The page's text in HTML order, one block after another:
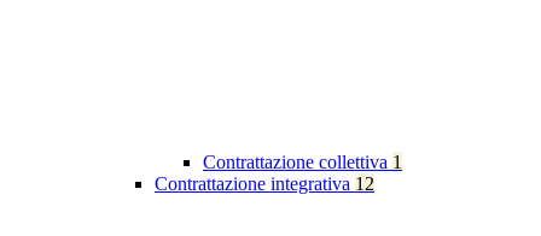
Contrattazione collettiva 1
Contrattazione integrativa 12